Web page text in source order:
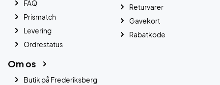
FAQ
Prismatch
Levering
Ordrestatus
Returvarer
Gavekort
Rabatkode
Om os
Butik på Frederiksberg